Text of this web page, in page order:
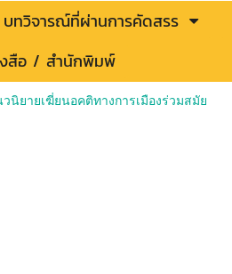
บทวิจารณ์ที่ผ่านการคัดสรร
งสือ / สำนักพิมพ์
นิยายเฆี่ยนอคติทางการเมืองร่วมสมัย